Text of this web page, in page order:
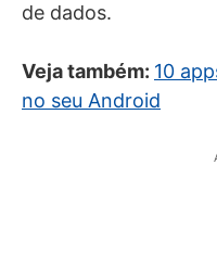
de dados.
Veja também: 10
no seu Android